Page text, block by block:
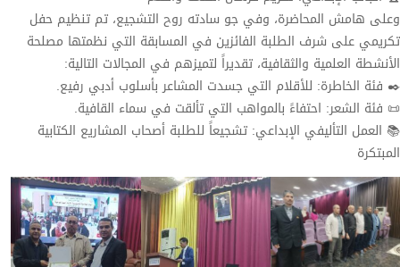
​وعلى هامش المحاضرة، وفي جو سادته روح التشجيع، تم تنظيم حفل
تكريمي على شرف الطلبة الفائزين في المسابقة التي نظمتها مصلحة
الأنشطة العلمية والثقافية، تقديراً لتميزهم في المجالات التالية:
​✒️ فئة الخاطرة: للأقلام التي جسدت المشاعر بأسلوب أدبي رفيع.
​📜 فئة الشعر: احتفاءً بالمواهب التي تألقت في سماء القافية.
​📚 العمل التأليفي الإبداعي: تشجيعاً للطلبة أصحاب المشاريع الكتابية
المبتكرة